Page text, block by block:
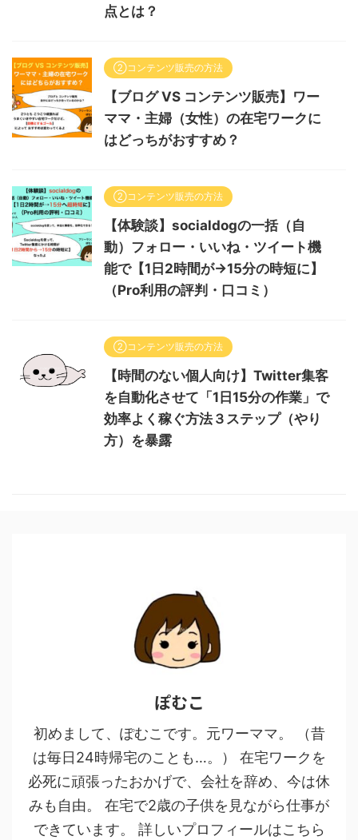
点とは？
②コンテンツ販売の方法
【ブログ VS コンテンツ販売】ワー
ママ・主婦（女性）の在宅ワークに
はどっちがおすすめ？
②コンテンツ販売の方法
【体験談】socialdogの一括（自
動）フォロー・いいね・ツイート機
能で【1日2時間が→15分の時短に】
（Pro利用の評判・口コミ）
②コンテンツ販売の方法
【時間のない個人向け】Twitter集客
を自動化させて「1日15分の作業」で
効率よく稼ぐ方法３ステップ（やり
方）を暴露
ぽむこ
初めまして、ぽむこです。元ワーママ。 （昔
は毎日24時帰宅のことも…。） 在宅ワークを
必死に頑張ったおかげで、会社を辞め、今は休
みも自由。 在宅で2歳の子供を見ながら仕事が
できています。 詳しいプロフィールはこちら